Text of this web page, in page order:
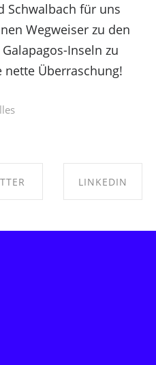
Schwalbach für uns
Wegweiser zu den
Inseln zu
Überraschung!
LINKEDIN